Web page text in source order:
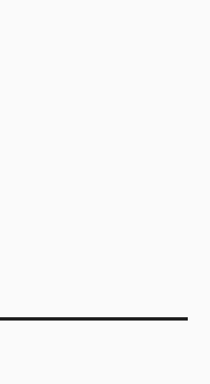
Aja. Bisa Sewa...
Sederhana Turunkan ...